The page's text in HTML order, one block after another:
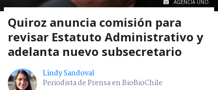
AGENCIA UNO.
Quiroz anuncia comisión para
revisar Estatuto Administrativo y
adelanta nuevo subsecretario
Lindy Sandoval
Periodista de Prensa en BioBioChile